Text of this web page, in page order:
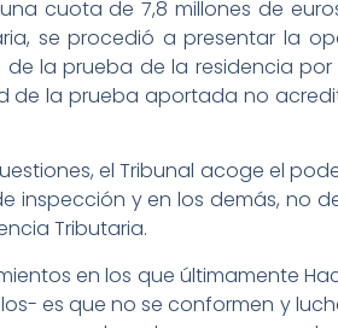
cuota de 7,8 millones de
se procedió a presentar la
la prueba de la residencia
la prueba aportada no
el Tribunal acoge el
inspección y en los demás,
Tributaria.
en los que últimamente
es que no se conformen y